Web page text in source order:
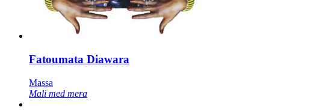
Fatoumata Diawara
Massa
Mali med mera